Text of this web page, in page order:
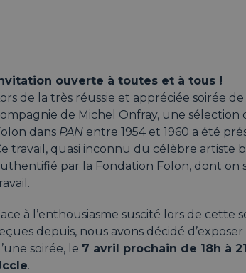
ouverte à toutes et à tous !
de la très réussie et appréciée soirée
de Michel Onfray, une sélection
dans PANentre 1954 et 1960 a été
travail, quasi inconnu du célèbre artiste
par la Fondation Folon, dont on
à l’enthousiasme suscité lors de
depuis, nous avons décidé
soirée, le 7 avril prochain de 18h à
.